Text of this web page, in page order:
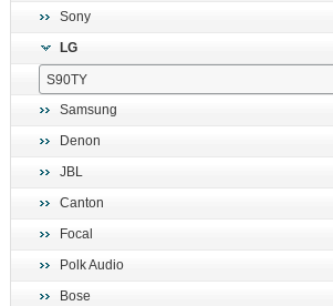
Sony
LG
Samsung
Denon
JBL
Canton
Focal
Polk Audio
Bose